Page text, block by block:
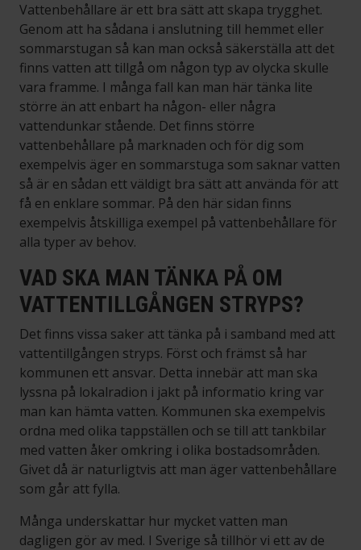
Vattenbehållare är ett bra sätt att skapa trygghet.
Genom att ha sådana i anslutning till hemmet eller
sommarstugan så kan man också säkerställa att det
finns vatten att tillgå om någon typ av olycka skulle
vara framme. I många fall kan man här tänka lite
större än att enbart ha någon- eller några
vattendunkar stående. Det finns större
vattenbehållare på marknaden och för dig som
exempelvis äger en sommarstuga som saknar vatten
så är en sådan ett väldigt bra sätt att använda för att
få en enklare sommar. På den här sidan finns
exempelvis åtskilliga exempel på vattenbehållare för
alla typer av behov.
VAD SKA MAN TÄNKA PÅ OM
VATTENTILLGÅNGEN STRYPS?
Det finns vissa saker att tänka på i samband med att
vattentillgången stryps. Först och främst så har
kommunen ett ansvar. Detta innebär att man ska
lyssna på lokalradion i jakt på informatio kring var
man kan hämta vatten. Kommunen ska exempelvis
ordna med olika tappställen och se till att tankbilar
med vatten åker omkring i olika bostadsområden.
Givet då är naturligtvis att man äger vattenbehållare
som går att fylla.
Många underskattar hur mycket vatten man
dagligen gör av med. I Sverige så tillhör vi ett av de